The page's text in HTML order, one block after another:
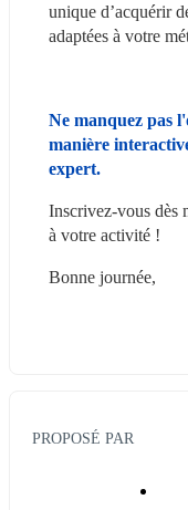
unique d’acquérir
adaptées à votre
Ne manquez pas
manière
expert.
Inscrivez-vous dès
à votre activité !
Bonne journée,
PROPOSÉ PAR